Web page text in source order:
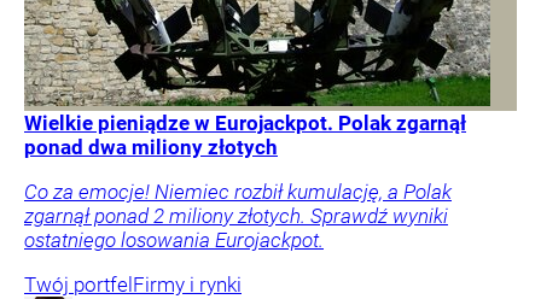
Wielkie pieniądze w Eurojackpot. Polak zgarnął
ponad dwa miliony złotych
Co za emocje! Niemiec rozbił kumulację, a Polak
zgarnął ponad 2 miliony złotych. Sprawdź wyniki
ostatniego losowania Eurojackpot.
Twój portfel Firmy i rynki